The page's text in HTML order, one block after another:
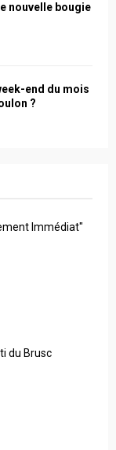
nouvelle bougie
end du mois
?
Immédiat"
du Brusc